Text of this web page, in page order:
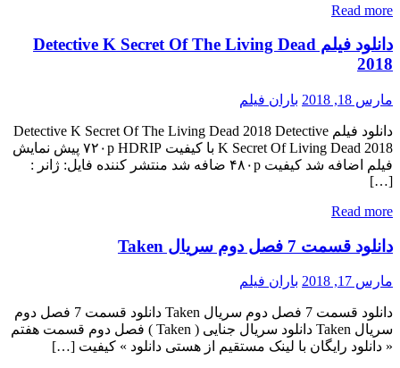
Read more
دانلود فیلم Detective K Secret Of The Living Dead
2018
مارس 18, 2018 باران فیلم
دانلود فیلم Detective K Secret Of The Living Dead 2018 Detective
K Secret Of Living Dead 2018 با کیفیت ۷۲۰p HDRIP پیش نمایش
فیلم اضافه شد کیفیت ۴۸۰p ضافه شد منتشر کننده فایل: ژانر :
[…]
Read more
دانلود قسمت 7 فصل دوم سریال Taken
مارس 17, 2018 باران فیلم
دانلود قسمت 7 فصل دوم سریال Taken دانلود قسمت 7 فصل دوم
سریال Taken دانلود سریال جنایی ( Taken ) فصل دوم قسمت هفتم
« دانلود رایگان با لینک مستقیم از هستی دانلود » کیفیت […]